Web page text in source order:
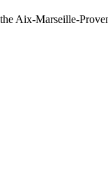
Aix-Marseille-